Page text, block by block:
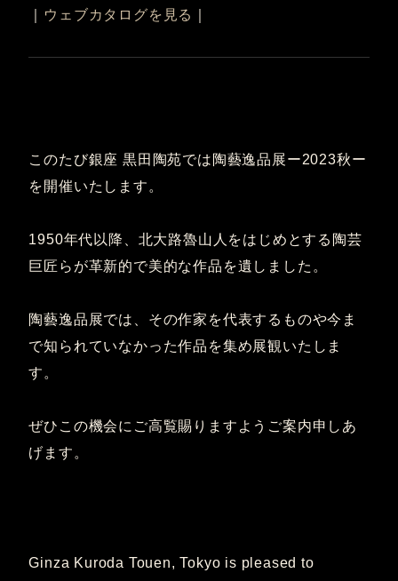
ウェブカタログを見る
このたび銀座 黒田陶苑では陶藝逸品展ー2023秋ー
を開催いたします。
1950年代以降、北大路魯山人をはじめとする陶芸
巨匠らが革新的で美的な作品を遺しました。
陶藝逸品展では、その作家を代表するものや今ま
で知られていなかった作品を集め展観いたしま
す。
ぜひこの機会にご高覧賜りますようご案内申しあ
げます。
Ginza Kuroda Touen, Tokyo is pleased to